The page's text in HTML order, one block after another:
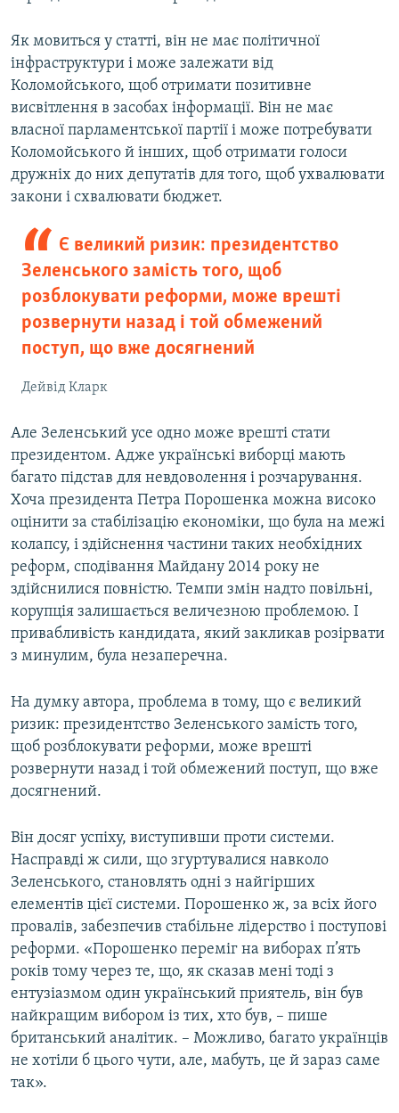
Як мовиться у статті, він не має політичної
інфраструктури і може залежати від
Коломойського, щоб отримати позитивне
висвітлення в засобах інформації. Він не має
власної парламентської партії і може потребувати
Коломойського й інших, щоб отримати голоси
дружніх до них депутатів для того, щоб ухвалювати
закони і схвалювати бюджет.
Є великий ризик: президентство
Зеленського замість того, щоб
розблокувати реформи, може врешті
розвернути назад і той обмежений
поступ, що вже досягнений
Дейвід Кларк
Але Зеленський усе одно може врешті стати
президентом. Адже українські виборці мають
багато підстав для невдоволення і розчарування.
Хоча президента Петра Порошенка можна високо
оцінити за стабілізацію економіки, що була на межі
колапсу, і здійснення частини таких необхідних
реформ, сподівання Майдану 2014 року не
здійснилися повністю. Темпи змін надто повільні,
корупція залишається величезною проблемою. І
привабливість кандидата, який закликав розірвати
з минулим, була незаперечна.
На думку автора, проблема в тому, що є великий
ризик: президентство Зеленського замість того,
щоб розблокувати реформи, може врешті
розвернути назад і той обмежений поступ, що вже
досягнений.
Він досяг успіху, виступивши проти системи.
Насправді ж сили, що згуртувалися навколо
Зеленського, становлять одні з найгірших
елементів цієї системи. Порошенко ж, за всіх його
провалів, забезпечив стабільне лідерство і поступові
реформи. «Порошенко переміг на виборах п’ять
років тому через те, що, як сказав мені тоді з
ентузіазмом один український приятель, він був
найкращим вибором із тих, хто був, – пише
британський аналітик. – Можливо, багато українців
не хотіли б цього чути, але, мабуть, це й зараз саме
так».